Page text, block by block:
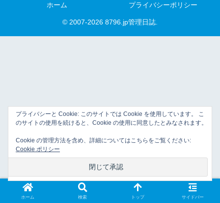
ホーム プライバシーポリシー
© 2007-2026 8796.jp管理日誌.
ホーム 検索 トップ サイドバー
プライバシーと Cookie: このサイトでは Cookie を使用しています。 こ
のサイトの使用を続けると、Cookie の使用に同意したとみなされます。
Cookie の管理方法を含め、詳細についてはこちらをご覧ください:
Cookie ポリシー